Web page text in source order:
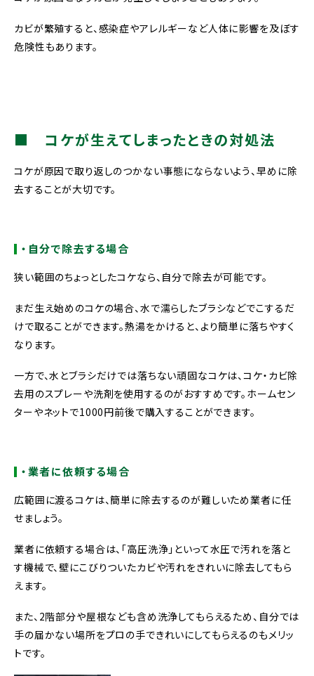
カビが繁殖すると、感染症やアレルギーなど人体に影響を及ぼす
危険性もあります。
■ コケが生えてしまったときの対処法
コケが原因で取り返しのつかない事態にならないよう、早めに除
去することが大切です。
・自分で除去する場合
狭い範囲のちょっとしたコケなら、自分で除去が可能です。
まだ生え始めのコケの場合、水で濡らしたブラシなどでこするだ
けで取ることができます。熱湯をかけると、より簡単に落ちやすく
なります。
一方で、水とブラシだけでは落ちない頑固なコケは、コケ・カビ除
去用のスプレーや洗剤を使用するのがおすすめです。ホームセン
ターやネットで1000円前後で購入することができます。
・業者に依頼する場合
広範囲に渡るコケは、簡単に除去するのが難しいため業者に任
せましょう。
業者に依頼する場合は、「高圧洗浄」といって水圧で汚れを落と
す機械で、壁にこびりついたカビや汚れをきれいに除去してもら
えます。
また、2階部分や屋根なども含め洗浄してもらえるため、自分では
手の届かない場所をプロの手できれいにしてもらえるのもメリッ
トです。